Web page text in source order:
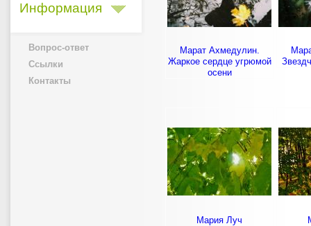
Информация
Вопрос-ответ
Ссылки
Контакты
Марат Ахмедулин.
Жаркое сердце угрюмой
осени
Мария Луч